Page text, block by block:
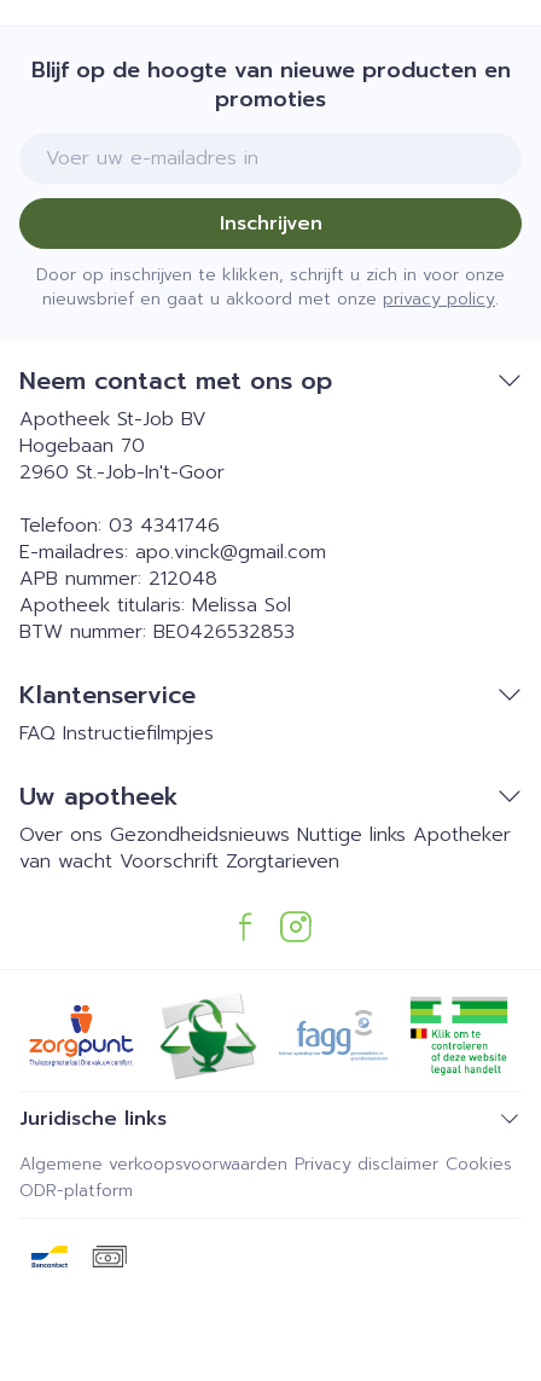
Blijf op de hoogte van nieuwe producten en
promoties
E-mail adres
Inschrijven
Door op inschrijven te klikken, schrijft u zich in voor onze
nieuwsbrief en gaat u akkoord met onze privacy policy.
Neem contact met ons op
Apotheek St-Job BV
Hogebaan 70
2960 St.-Job-In't-Goor
Telefoon: 03 4341746
E-mailadres: apo.vinck@gmail.com
APB nummer: 212048
Apotheek titularis: Melissa Sol
BTW nummer: BE0426532853
Klantenservice
FAQ Instructiefilmpjes
Uw apotheek
Over ons Gezondheidsnieuws Nuttige links Apotheker
van wacht Voorschrift Zorgtarieven
Juridische links
Algemene verkoopsvoorwaarden Privacy disclaimer Cookies
ODR-platform